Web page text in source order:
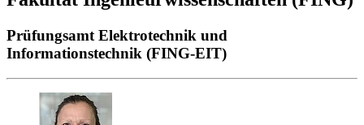
Prüfungsamt Elektrotechnik und
Informationstechnik (FING-EIT)